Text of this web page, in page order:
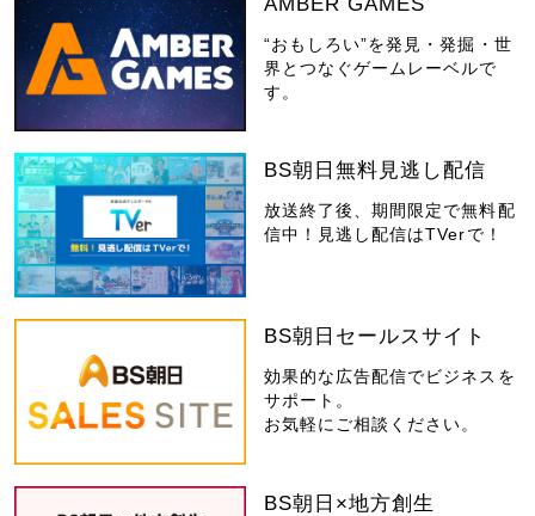
“おもしろい”を発見・発掘・世
界とつなぐゲームレーベルで
す。
BS朝日無料見逃し配信
放送終了後、期間限定で無料配
信中！見逃し配信はTVerで！
BS朝日セールスサイト
効果的な広告配信でビジネスを
サポート。
お気軽にご相談ください。
BS朝日×地方創生